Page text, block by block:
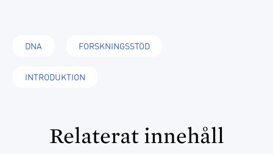
DNA FORSKNINGSSTÖD
INTRODUKTION
Relaterat innehåll